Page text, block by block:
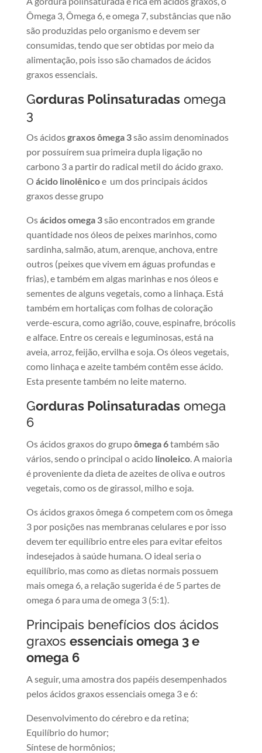
Ômega 3, Ômega 6, e omega 7, substâncias que não
são produzidas pelo organismo e devem ser
consumidas, tendo que ser obtidas por meio da
alimentação, pois isso são chamados de ácidos
graxos essenciais.
Gorduras Polinsaturadasomega
3
Os ácidosgraxos ômega 3são assim denominados
por possuírem sua primeira dupla ligação no
carbono 3 a partir do radical metil do ácido graxo.
O ácido linolênicoe um dos principais ácidos
graxos desse grupo
Osácidos omega 3são encontrados em grande
quantidade nos óleos de peixes marinhos, como
sardinha, salmão, atum, arenque, anchova, entre
outros (peixes que vivem em águas profundas e
frias), e também em algas marinhas e nos óleos e
sementes de alguns vegetais, como a linhaça. Está
também em hortaliças com folhas de coloração
verde-escura, como agrião, couve, espinafre, brócolis
e alface. Entre os cereais e leguminosas, está na
aveia, arroz, feijão, ervilha e soja. Os óleos vegetais,
como linhaça e azeite também contêm esse ácido.
Esta presente também no leite materno.
Gorduras Polinsaturadasomega
6
Os ácidos graxos do grupoômega 6também são
vários, sendo o principal o acido linoleico. A maioria
é proveniente da dieta de azeites de oliva e outros
vegetais, como os de girassol, milho e soja.
Os ácidos graxos ômega 6 competem com os ômega
3 por posições nas membranas celulares e por isso
devem ter equilíbrio entre eles para evitar efeitos
indesejados à saúde humana. O ideal seria o
equilíbrio, mas como as dietas normais possuem
mais omega 6, a relação sugerida é de 5 partes de
omega 6 para uma de omega 3 (5:1).
Principais benefícios dos ácidos
graxos essenciais omega 3 e
omega 6
A seguir, uma amostra dos papéis desempenhados
pelos ácidos graxos essenciais omega 3 e 6:
Desenvolvimento do cérebro e da retina;
Equilíbrio do humor;
Síntese de hormônios;